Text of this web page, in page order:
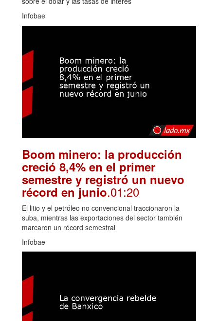
Infobae
Boom minero: la producción
creció 8,4% en el primer
semestre y registró un nuevo
récord en junio.01:20
El litio y el petróleo no convencional traccionaron la
suba, mientras las exportaciones del sector también
marcaron un récord semestral
Infobae